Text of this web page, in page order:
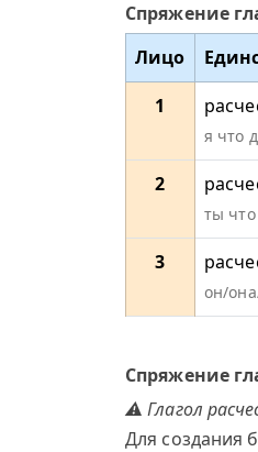
Спряжение
Лицо
1
я что
2
ты
3
он/
Спряжение
⚠ Глагол
Для создания